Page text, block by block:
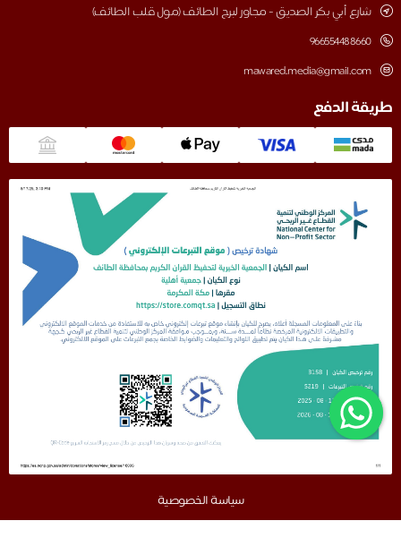
شارع أبي بكر الصديق - مجاور لبرج الطائف (مول قلب الطائف)
‎966554488660
mawared.media@gmail.com
طريقة الدفع
سياسة الخصوصية